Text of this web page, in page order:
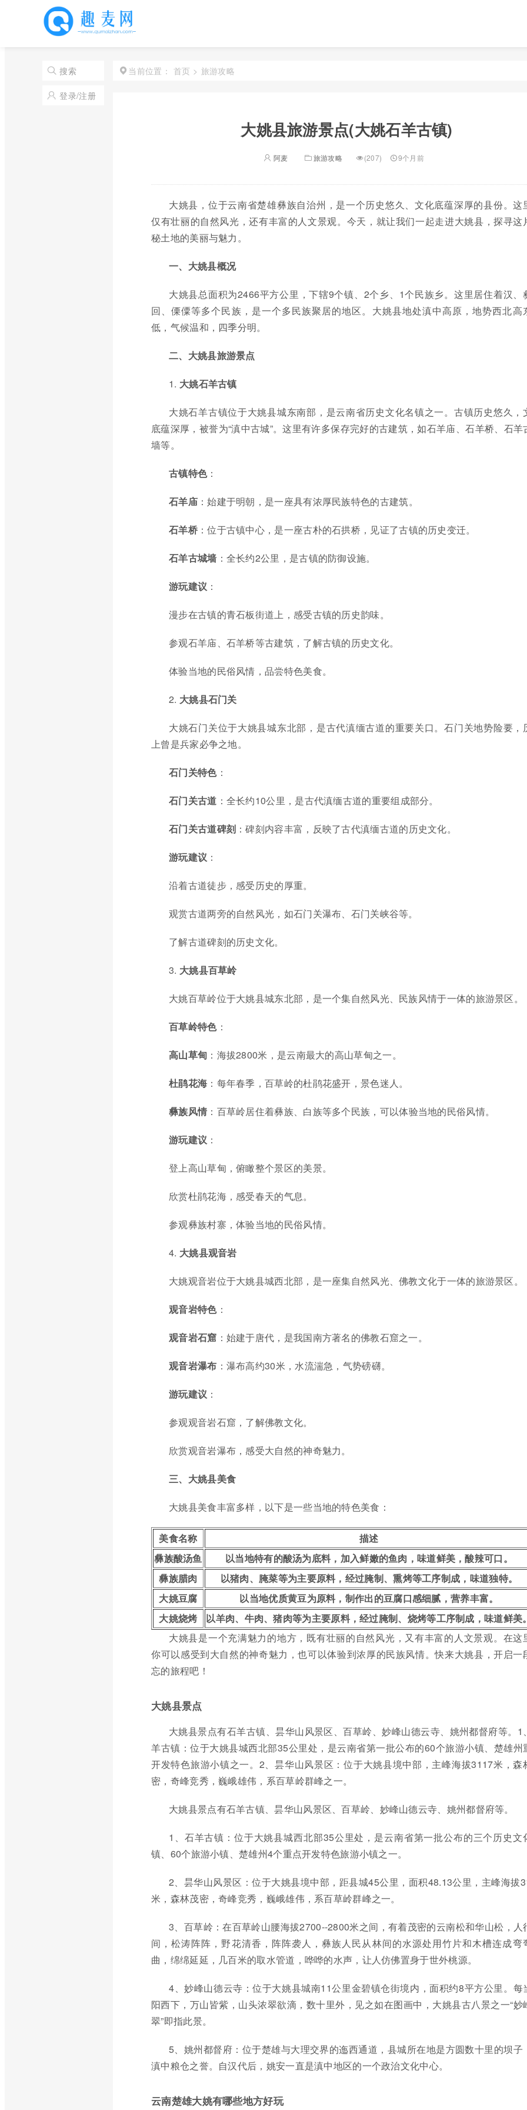
搜索
登录/注册
当前位置： 首页 > 旅游攻略
大姚县旅游景点(大姚石羊古镇)
阿麦 旅游攻略 (207) 9个月前
大姚县，位于云南省楚雄彝族自治州，是一个历史悠久、文化底蕴深厚的县份。这
仅有壮丽的自然风光，还有丰富的人文景观。今天，就让我们一起走进大姚县，探寻这
秘土地的美丽与魅力。
一、大姚县概况
大姚县总面积为2466平方公里，下辖9个镇、2个乡、1个民族乡。这里居住着汉、
回、傈僳等多个民族，是一个多民族聚居的地区。大姚县地处滇中高原，地势西北高
低，气候温和，四季分明。
二、大姚县旅游景点
1. 大姚石羊古镇
大姚石羊古镇位于大姚县城东南部，是云南省历史文化名镇之一。古镇历史悠久，
底蕴深厚，被誉为“滇中古城”。这里有许多保存完好的古建筑，如石羊庙、石羊桥、石羊
墙等。
古镇特色：
石羊庙：始建于明朝，是一座具有浓厚民族特色的古建筑。
石羊桥：位于古镇中心，是一座古朴的石拱桥，见证了古镇的历史变迁。
石羊古城墙 ：全长约2公里，是古镇的防御设施。
游玩建议 ：
漫步在古镇的青石板街道上，感受古镇的历史韵味。
参观石羊庙、石羊桥等古建筑，了解古镇的历史文化。
体验当地的民俗风情，品尝特色美食。
2. 大姚县石门关
大姚石门关位于大姚县城东北部，是古代滇缅古道的重要关口。石门关地势险要，
上曾是兵家必争之地。
石门关特色：
石门关古道 ：全长约10公里，是古代滇缅古道的重要组成部分。
石门关古道碑刻 ：碑刻内容丰富，反映了古代滇缅古道的历史文化。
游玩建议 ：
沿着古道徒步，感受历史的厚重。
观赏古道两旁的自然风光，如石门关瀑布、石门关峡谷等。
了解古道碑刻的历史文化。
3. 大姚县百草岭
大姚百草岭位于大姚县城东北部，是一个集自然风光、民族风情于一体的旅游景区。
百草岭特色：
高山草甸 ：海拔2800米，是云南最大的高山草甸之一。
杜鹃花海 ：每年春季，百草岭的杜鹃花盛开，景色迷人。
彝族风情 ：百草岭居住着彝族、白族等多个民族，可以体验当地的民俗风情。
游玩建议 ：
登上高山草甸，俯瞰整个景区的美景。
欣赏杜鹃花海，感受春天的气息。
参观彝族村寨，体验当地的民俗风情。
4. 大姚县观音岩
大姚观音岩位于大姚县城西北部，是一座集自然风光、佛教文化于一体的旅游景区。
观音岩特色：
观音岩石窟 ：始建于唐代，是我国南方著名的佛教石窟之一。
观音岩瀑布 ：瀑布高约30米，水流湍急，气势磅礴。
游玩建议 ：
参观观音岩石窟，了解佛教文化。
欣赏观音岩瀑布，感受大自然的神奇魅力。
三、大姚县美食
大姚县美食丰富多样，以下是一些当地的特色美食：
美食名称
描述
彝族酸汤鱼
以当地特有的酸汤为底料，加入鲜嫩的鱼肉，味道鲜美，酸辣可口。
彝族腊肉
以猪肉、腌菜等为主要原料，经过腌制、熏烤等工序制成，味道独特。
大姚豆腐
以当地优质黄豆为原料，制作出的豆腐口感细腻，营养丰富。
大姚烧烤
以羊肉、牛肉、猪肉等为主要原料，经过腌制、烧烤等工序制成，味道鲜美
大姚县是一个充满魅力的地方，既有壮丽的自然风光，又有丰富的人文景观。在这
你可以感受到大自然的神奇魅力，也可以体验到浓厚的民族风情。快来大姚县，开启一
忘的旅程吧！
大姚县景点
大姚县景点有石羊古镇、昙华山风景区、百草岭、妙峰山德云寺、姚州都督府等。1
羊古镇：位于大姚县城西北部35公里处，是云南省第一批公布的60个旅游小镇、楚雄州
开发特色旅游小镇之一。2、昙华山风景区：位于大姚县境中部，主峰海拔3117米，森
密，奇峰竞秀，巍峨雄伟，系百草岭群峰之一。
大姚县景点有石羊古镇、昙华山风景区、百草岭、妙峰山德云寺、姚州都督府等。
1、石羊古镇：位于大姚县城西北部35公里处，是云南省第一批公布的三个历史文
镇、60个旅游小镇、楚雄州4个重点开发特色旅游小镇之一。
2、昙华山风景区：位于大姚县境中部，距县城45公里，面积48.13公里，主峰海拔
米，森林茂密，奇峰竞秀，巍峨雄伟，系百草岭群峰之一。
3、百草岭：在百草岭山腰海拔2700--2800米之间，有着茂密的云南松和华山松，人
间，松涛阵阵，野花清香，阵阵袭人，彝族人民从林间的水源处用竹片和木槽连成弯
曲，绵绵延延，几百米的取水管道，哗哗的水声，让人仿佛置身于世外桃源。
4、妙峰山德云寺：位于大姚县城南11公里金碧镇仓街境内，面积约8平方公里。每
阳西下，万山皆紫，山头浓翠欲滴，数十里外，见之如在图画中，大姚县古八景之一“妙
翠”即指此景。
5、姚州都督府：位于楚雄与大理交界的迤西通道，县城所在地是方圆数十里的坝子
滇中粮仓之誉。自汉代后，姚安一直是滇中地区的一个政治文化中心。
云南楚雄大姚有哪些地方好玩